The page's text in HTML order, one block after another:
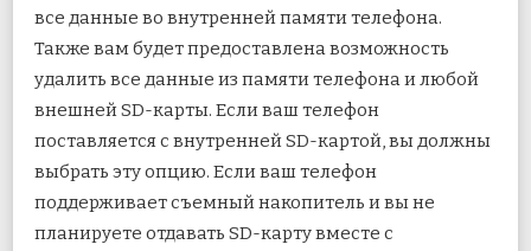
все данные во внутренней памяти телефона.
Также вам будет предоставлена ​​возможность
удалить все данные из памяти телефона и любой
внешней SD-карты. Если ваш телефон
поставляется с внутренней SD-картой, вы должны
выбрать эту опцию. Если ваш телефон
поддерживает съемный накопитель и вы не
планируете отдавать SD-карту вместе с